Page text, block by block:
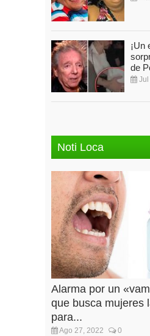
¡Un
de
Jul
Noti Loca
Alarma por un
que busca mujeres
para...
Ago 27, 2022 0